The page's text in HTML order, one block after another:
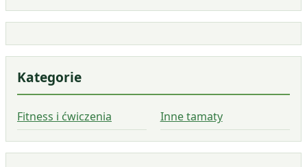
Kategorie
Fitness i ćwiczenia Inne tamaty